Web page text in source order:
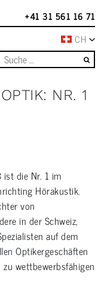
+41 31 561 16 71
CH
NR. 1
ist die Nr. 1 im
Hörakustik.
von
in der Schweiz,
auf dem
Optikergeschäften
wettbewerbsfähigen